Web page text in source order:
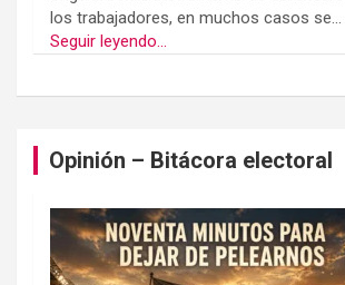
los trabajadores, en muchos casos se...
Seguir leyendo...
Opinión – Bitácora electoral